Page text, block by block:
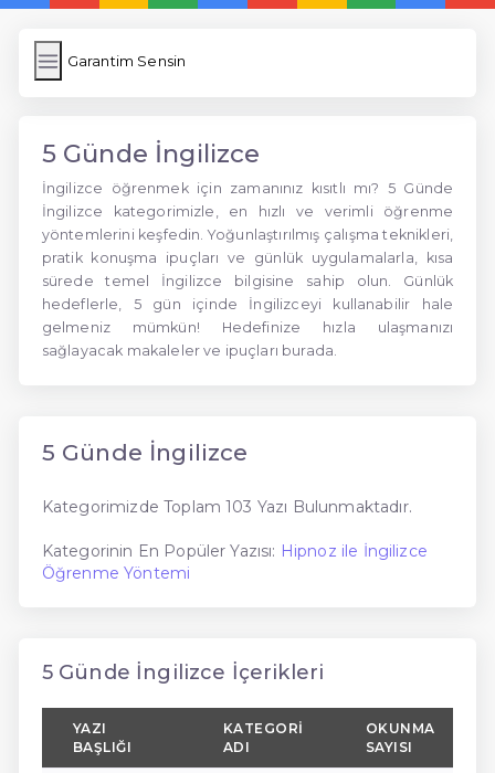
Garantim Sensin
5 Günde İngilizce
İngilizce öğrenmek için zamanınız kısıtlı mı? 5 Günde
İngilizce kategorimizle, en hızlı ve verimli öğrenme
yöntemlerini keşfedin. Yoğunlaştırılmış çalışma teknikleri,
pratik konuşma ipuçları ve günlük uygulamalarla, kısa
sürede temel İngilizce bilgisine sahip olun. Günlük
hedeflerle, 5 gün içinde İngilizceyi kullanabilir hale
gelmeniz mümkün! Hedefinize hızla ulaşmanızı
sağlayacak makaleler ve ipuçları burada.
5 Günde İngilizce
Kategorimizde Toplam 103 Yazı Bulunmaktadır.
Kategorinin En Popüler Yazısı: Hipnoz ile İngilizce
Öğrenme Yöntemi
5 Günde İngilizce İçerikleri
YAZI
BAŞLIĞI
KATEGORI
ADI
OKUNMA
SAYISI